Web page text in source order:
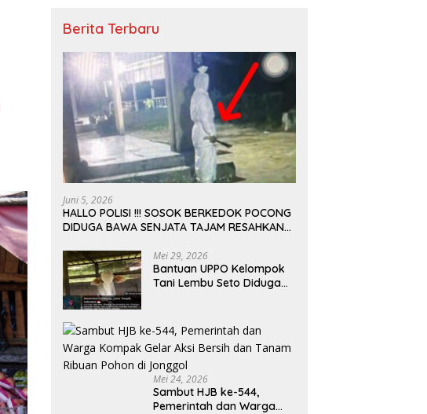
Berita Terbaru
Juni 5, 2026
HALLO POLISI !!! SOSOK BERKEDOK POCONG
DIDUGA BAWA SENJATA TAJAM RESAHKAN
LEBONG
Mei 29, 2026
Bantuan UPPO Kelompok
Tani Lembu Seto Diduga
Mei 24, 2026
Sambut HJB ke-544,
Pemerintah dan Warga